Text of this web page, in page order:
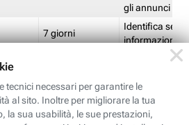
gli annunci
7 giorni
Identifica se
informazioni
Limite di
1 giorno
Identifica se
ricontrollare
corrispondenti